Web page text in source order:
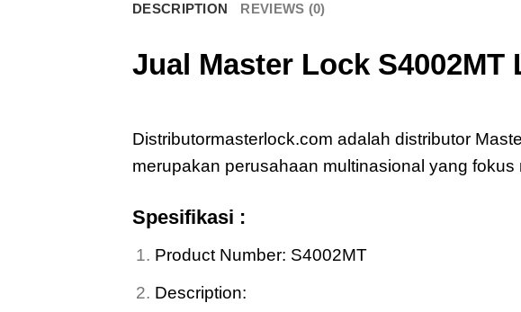
DESCRIPTION REVIEWS (0)
Jual Master Lock S4002MT
Distributormasterlock.com adalah distributor
merupakan perusahaan multinasional yang
Spesifikasi :
Product Number: S4002MT
Description: